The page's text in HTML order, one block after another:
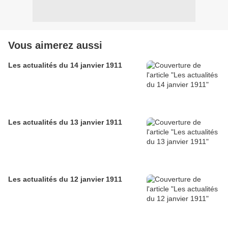
Vous aimerez aussi
Les actualités du 14 janvier 1911
Les actualités du 13 janvier 1911
Les actualités du 12 janvier 1911